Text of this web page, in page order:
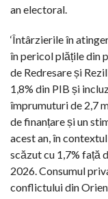
an electoral.
‘Întârzierile în
în pericol plățile din
de Redresare și
1,8% din PIB și
împrumuturi de 2,7
de finanțare și un
acest an, în
scăzut cu 1,7% față
2026. Consumul
conflictului din